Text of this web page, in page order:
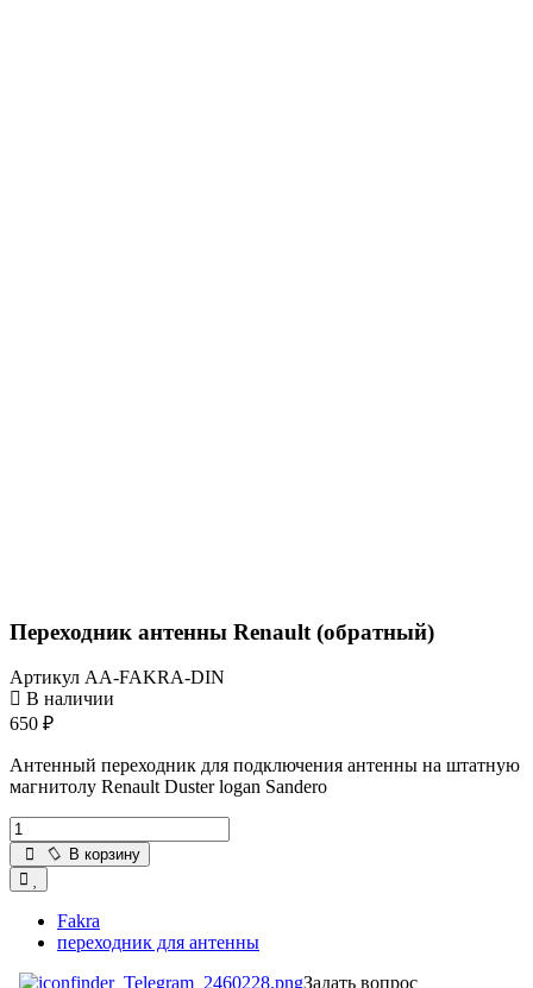
Переходник антенны Renault (обратный)
Артикул AA-FAKRA-DIN
В наличии
650 ₽
Антенный переходник для подключения антенны на штатную
магнитолу Renault Duster logan Sandero
В корзину
Fakra
переходник для антенны
Задать вопрос